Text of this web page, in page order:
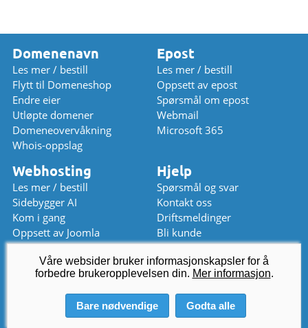
Domenenavn
Les mer / bestill
Flytt til Domeneshop
Endre eier
Utløpte domener
Domeneovervåkning
Whois-oppslag
Epost
Les mer / bestill
Oppsett av epost
Spørsmål om epost
Webmail
Microsoft 365
Webhosting
Les mer / bestill
Sidebygger AI
Kom i gang
Oppsett av Joomla
Oppsett av WordPress
Hjelp
Spørsmål og svar
Kontakt oss
Driftsmeldinger
Bli kunde
Prisliste
Chat (stengt) kundeservice@domeneshop.no
03333 (stengt)
© 2026 Domeneshop AS ·Om oss·
Våre websider bruker informasjonskapsler for å
forbedre brukeropplevelsen din. Mer informasjon.
Bare nødvendige Godta alle